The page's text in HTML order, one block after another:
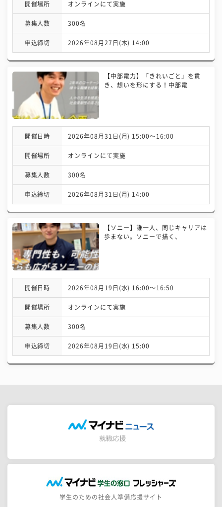
開催場所 オンラインにて実施
募集人数 300名
申込締切 2026年08月27日(木) 14:00
【中部電力】「きれいごと」を貫
き、想いを形にする！中部電
開催日時 2026年08月31日(月) 15:00〜16:00
開催場所 オンラインにて実施
募集人数 300名
申込締切 2026年08月31日(月) 14:00
【ソニー】誰一人、同じキャリアは
歩まない。ソニーで描く、
開催日時 2026年08月19日(水) 16:00〜16:50
開催場所 オンラインにて実施
募集人数 300名
申込締切 2026年08月19日(水) 15:00
学生のための社会人準備応援サイト